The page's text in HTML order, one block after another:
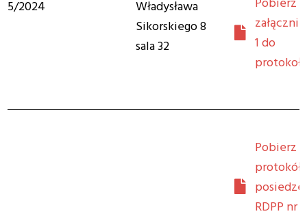
5/2024
Władysława
Sikorskiego 8
sala 32
1 do
Pobierz
protokół
RDPP nr